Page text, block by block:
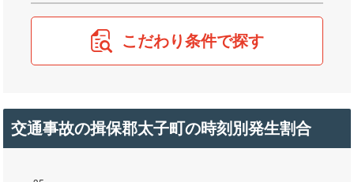
こだわり条件で探す
交通事故の揖保郡太子町の時刻別発生割合